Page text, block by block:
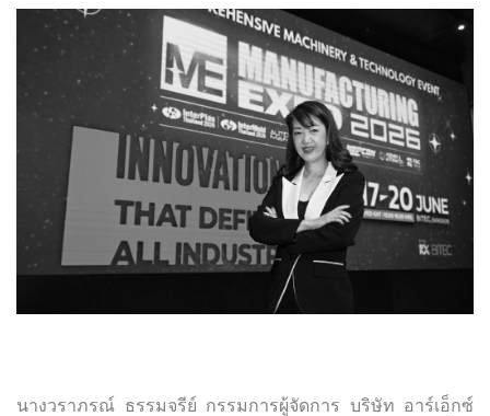
นางวราภรณ์ ธรรมจรีย์ กรรมการผู้จัดการ บริษัท อาร์เอ็กซ์